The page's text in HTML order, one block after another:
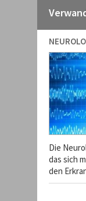
Die
das sich
den